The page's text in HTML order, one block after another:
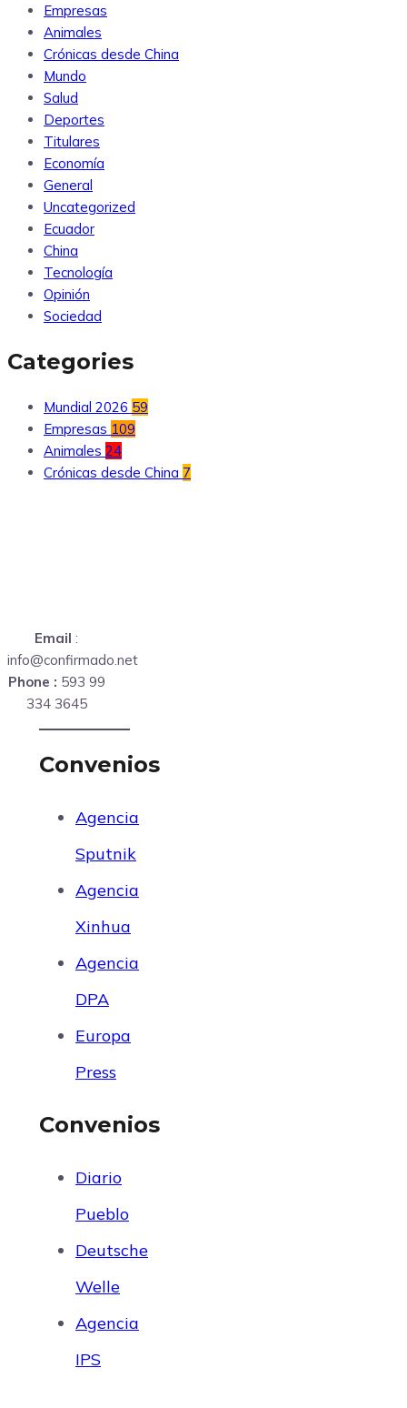
Empresas
Animales
Crónicas desde China
Mundo
Salud
Deportes
Titulares
Economía
General
Uncategorized
Ecuador
China
Tecnología
Opinión
Sociedad
Categories
Mundial 2026 59
Empresas 109
Animales 24
Crónicas desde China 7
Email :
info@confirmado.net
Phone : 593 99
334 3645
Convenios
Agencia
Sputnik
Agencia
Xinhua
Agencia
DPA
Europa
Press
Convenios
Diario
Pueblo
Deutsche
Welle
Agencia
IPS